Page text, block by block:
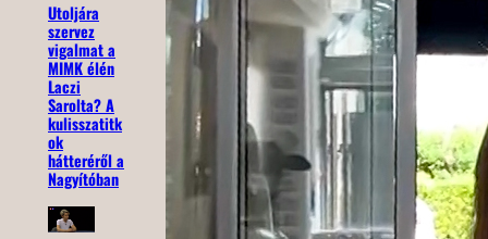
Utoljára
szervez
vigalmat a
MIMK élén
Laczi
Sarolta? A
kulisszatitk
ok
hátteréről a
Nagyítóban